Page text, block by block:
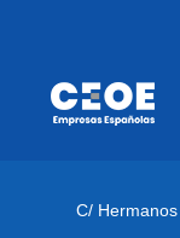
C/ Hermanos